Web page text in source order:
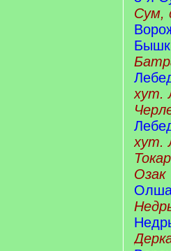
Сум,
хут.
хут.
Озак